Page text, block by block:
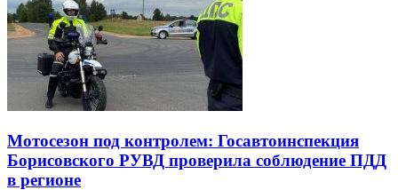
Мотосезон под контролем: Госавтоинспекция
Борисовского РУВД проверила соблюдение ПДД
в регионе